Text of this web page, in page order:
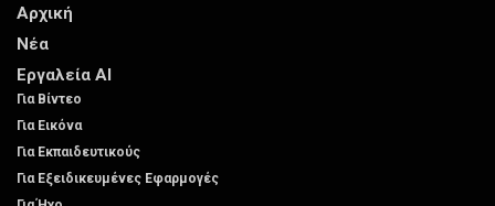
Αρχική
Νέα
Εργαλεία AI
Για Βίντεο
Για Εικόνα
Για Εκπαιδευτικούς
Για Εξειδικευμένες Εφαρμογές